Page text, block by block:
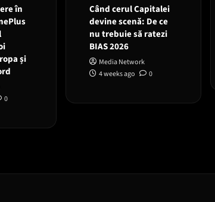
în
și
0
Când cerul Capitalei
devine scenă: De ce
nu trebuie să ratezi
BIAS 2026
Media Network
4 weeks ago
0